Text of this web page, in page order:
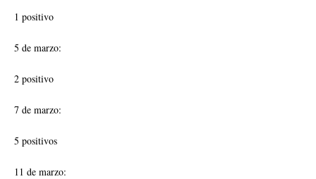
1 positivo
5 de marzo:
2 positivo
7 de marzo:
5 positivos
11 de marzo: